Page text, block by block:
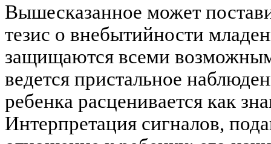
Вышесказанное может
тезис о внебытийности
защищаются всеми
ведется пристальное
ребенка расценивается как
Интерпретация сигналов,